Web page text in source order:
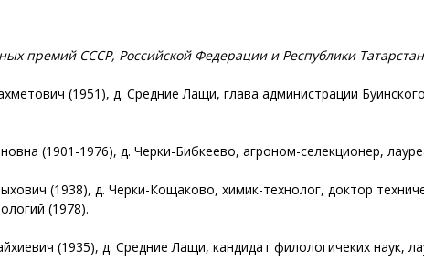
премий СССР, Российской Федерации и Республики Татарстан
(1951), д. Средние Лащи, глава администрации
(1901-1976), д. Черки-Бибкеево, агроном-селекционер,
(1938), д. Черки-Кощаково, химик-технолог, доктор
(1978).
(1935), д. Средние Лащи, кандидат филологичеких наук,